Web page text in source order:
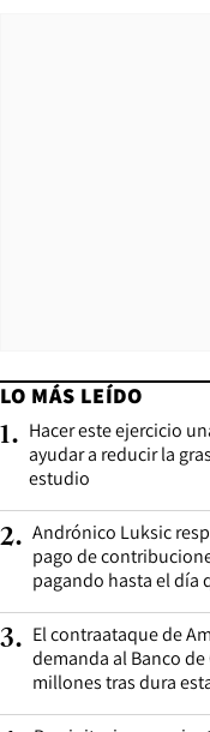
LO MÁS LEÍDO
1. Hacer este ejercicio
ayudar a reducir la
estudio
2. Andrónico Luksic
pago de
pagando hasta el día
3. El contraataque de
demanda al Banco
millones tras dura